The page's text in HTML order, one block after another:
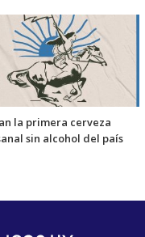
la primera cerveza
sin alcohol del país